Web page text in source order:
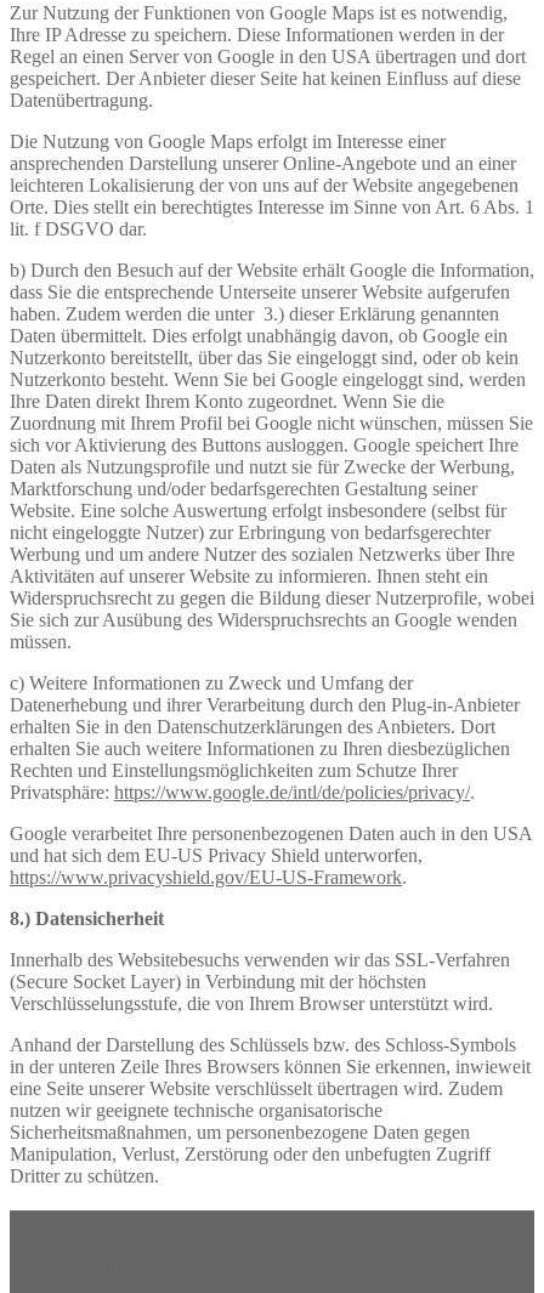
Zur Nutzung der Funktionen von Google Maps ist es notwendig,
Ihre IP Adresse zu speichern. Diese Informationen werden in der
Regel an einen Server von Google in den USA übertragen und dort
gespeichert. Der Anbieter dieser Seite hat keinen Einfluss auf diese
Datenübertragung.
Die Nutzung von Google Maps erfolgt im Interesse einer
ansprechenden Darstellung unserer Online-Angebote und an einer
leichteren Lokalisierung der von uns auf der Website angegebenen
Orte. Dies stellt ein berechtigtes Interesse im Sinne von Art. 6 Abs. 1
lit. f DSGVO dar.
b) Durch den Besuch auf der Website erhält Google die Information,
dass Sie die entsprechende Unterseite unserer Website aufgerufen
haben. Zudem werden die unter 3.) dieser Erklärung genannten
Daten übermittelt. Dies erfolgt unabhängig davon, ob Google ein
Nutzerkonto bereitstellt, über das Sie eingeloggt sind, oder ob kein
Nutzerkonto besteht. Wenn Sie bei Google eingeloggt sind, werden
Ihre Daten direkt Ihrem Konto zugeordnet. Wenn Sie die
Zuordnung mit Ihrem Profil bei Google nicht wünschen, müssen Sie
sich vor Aktivierung des Buttons ausloggen. Google speichert Ihre
Daten als Nutzungsprofile und nutzt sie für Zwecke der Werbung,
Marktforschung und/oder bedarfsgerechten Gestaltung seiner
Website. Eine solche Auswertung erfolgt insbesondere (selbst für
nicht eingeloggte Nutzer) zur Erbringung von bedarfsgerechter
Werbung und um andere Nutzer des sozialen Netzwerks über Ihre
Aktivitäten auf unserer Website zu informieren. Ihnen steht ein
Widerspruchsrecht zu gegen die Bildung dieser Nutzerprofile, wobei
Sie sich zur Ausübung des Widerspruchsrechts an Google wenden
müssen.
c) Weitere Informationen zu Zweck und Umfang der
Datenerhebung und ihrer Verarbeitung durch den Plug-in-Anbieter
erhalten Sie in den Datenschutzerklärungen des Anbieters. Dort
erhalten Sie auch weitere Informationen zu Ihren diesbezüglichen
Rechten und Einstellungsmöglichkeiten zum Schutze Ihrer
Privatsphäre: https://www.google.de/intl/de/policies/privacy/.
Google verarbeitet Ihre personenbezogenen Daten auch in den USA
und hat sich dem EU-US Privacy Shield unterworfen,
https://www.privacyshield.gov/EU-US-Framework.
8.) Datensicherheit
Innerhalb des Websitebesuchs verwenden wir das SSL-Verfahren
(Secure Socket Layer) in Verbindung mit der höchsten
Verschlüsselungsstufe, die von Ihrem Browser unterstützt wird.
Anhand der Darstellung des Schlüssels bzw. des Schloss-Symbols
in der unteren Zeile Ihres Browsers können Sie erkennen, inwieweit
eine Seite unserer Website verschlüsselt übertragen wird. Zudem
nutzen wir geeignete technische organisatorische
Sicherheitsmaßnahmen, um personenbezogene Daten gegen
Manipulation, Verlust, Zerstörung oder den unbefugten Zugriff
Dritter zu schützen.